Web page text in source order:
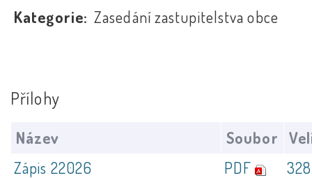
Kategorie: Zasedání zastupitelstva obce
Přílohy
Název Soubor
Zápis 22026
PDF